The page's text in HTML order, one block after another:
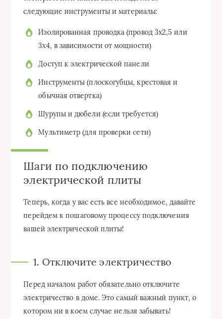
следующие инструменты и материалы:
Изолированная проводка (провод 3х2,5 или
3х4, в зависимости от мощности)
Доступ к электрической панели
Инструменты (плоскогубцы, крестовая и
обычная отвертка)
Шурупы и дюбели (если требуется)
Мультиметр (для проверки сети)
Шаги по подключению
электрической плиты
Теперь, когда у вас есть все необходимое, давайте
перейдем к пошаговому процессу подключения
вашей электрической плиты!
1. Отключите электричество
Перед началом работ обязательно отключите
электричество в доме. Это самый важный пункт, о
котором ни в коем случае нельзя забывать!